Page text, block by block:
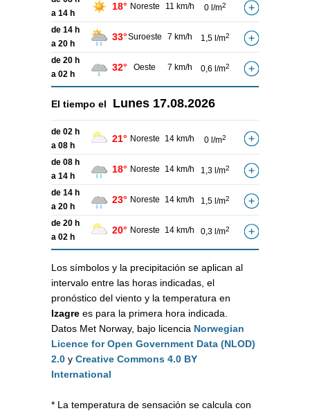
a 14 h
18° Noreste 11 km/h 0 l/m2
de 14 h
a 20 h
33°Suroeste 7 km/h 1,5 l/m2
de 20 h
a 02 h
32° Oeste 7 km/h 0,6 l/m2
El tiempo el Lunes 17.08.2026
de 02 h
a 08 h
21° Noreste 14 km/h 0 l/m2
de 08 h
a 14 h
18° Noreste 14 km/h 1,3 l/m2
de 14 h
a 20 h
23° Noreste 14 km/h 1,5 l/m2
de 20 h
a 02 h
20° Noreste 14 km/h 0,3 l/m2
Los símbolos y la precipitación se aplican al
intervalo entre las horas indicadas, el
pronóstico del viento y la temperatura en
Izagre es para la primera hora indicada.
Datos Met Norway, bajo licencia Norwegian
Licence for Open Government Data (NLOD)
2.0 y Creative Commons 4.0 BY
International
* La temperatura de sensación se calcula con